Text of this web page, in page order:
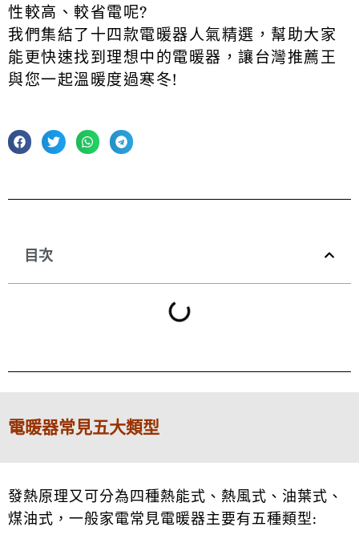
性較高、較省電呢?
我們集結了十四款電暖器人氣精選，幫助大家
能更快速找到理想中的電暖器，讓台灣推薦王
與您一起溫暖度過寒冬!
目次
電暖器常見五大類型
發熱原理又可分為四種熱能式、熱風式、油葉式、
煤油式，一般家電常見電暖器主要有五種類型: